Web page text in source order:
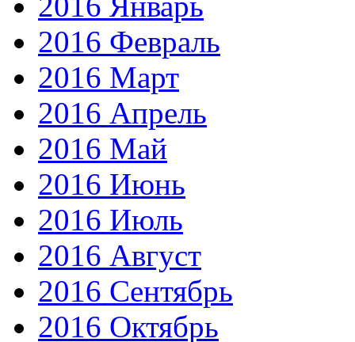
2016 Февраль
2016 Март
2016 Апрель
2016 Май
2016 Июнь
2016 Июль
2016 Август
2016 Сентябрь
2016 Октябрь